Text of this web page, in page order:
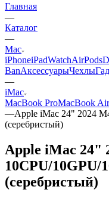
Главная
—
Каталог
—
Mac
iPhoneiPadWatchAirPods
BanАксессуарыЧехлы
—
iMac
MacBook ProMacBook Air
—Apple iMac 24" 2024
(серебристый)
Apple iMac 24"
10CPU/10GPU/
(серебристый)